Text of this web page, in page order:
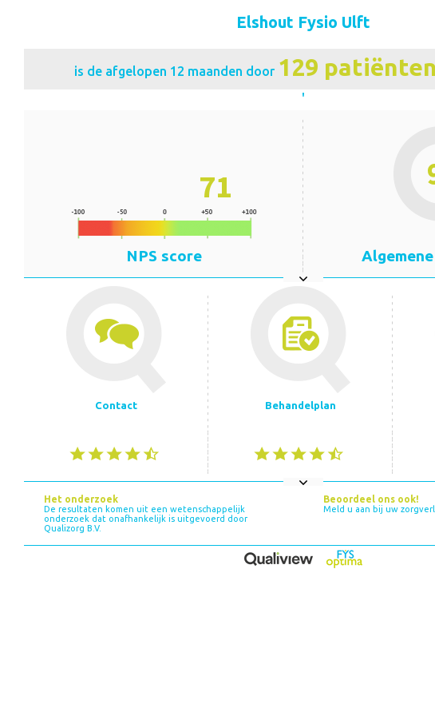
Elshout Fysio Ulft
is de afgelopen 12 maanden door 129 patiënten
'
71
NPS score
Contact Behandelplan
Het onderzoek
De resultaten komen uit een wetenschappelijk
onderzoek dat onafhankelijk is uitgevoerd door
Qualizorg B.V.
Beoordeel ons ook!
Meld u aan bij uw